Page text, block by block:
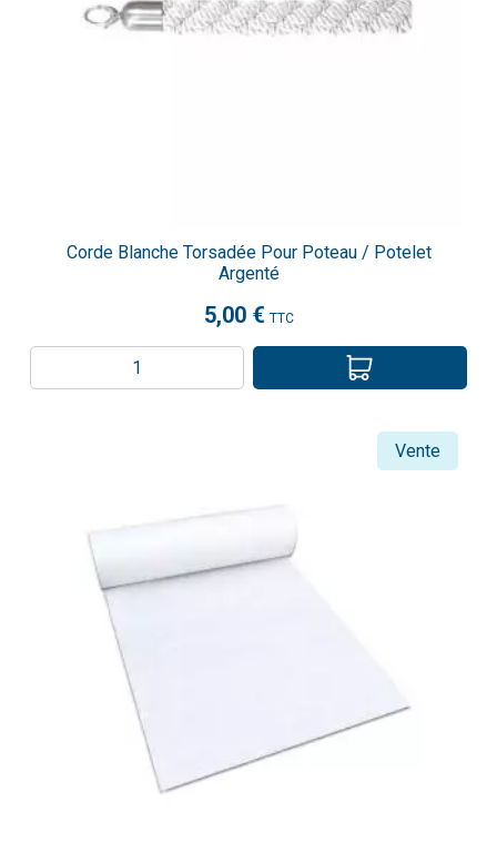
Corde Blanche Torsadée Pour Poteau / Potelet
Argenté
5,00 € TTC
Vente